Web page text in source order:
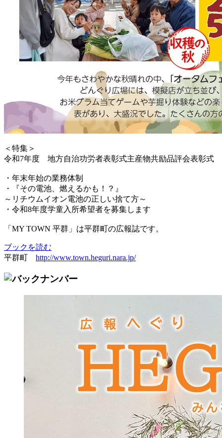
＜特集＞
令和7年度 地方自治功労者表彰式主産物共励品評会表彰式
・年末年始の業務体制
・『その電池、燃えるかも！？』
～リチウムイオン電池の正しい捨て方～
・令和8年度学童入所希望者を募集します
「MY TOWN 平群」は平群町の広報誌です。
ブックを読む
平群町 http://www.town.heguri.nara.jp/